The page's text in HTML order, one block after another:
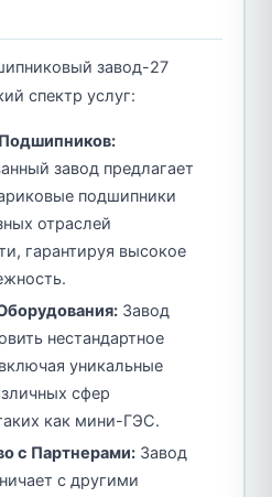
завод-27
спектр услуг:
завод предлагает
подшипники
отраслей
гарантируя высокое
Завод
нестандартное
уникальные
сфер
как мини-ГЭС.
с Партнерами: Завод
с другими